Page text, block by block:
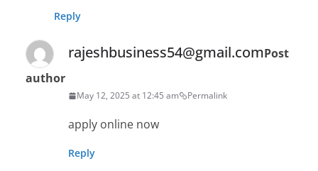
Reply
rajeshbusiness54@gmail.comPost
author
May 12, 2025 at 12:45 am Permalink
apply online now
Reply